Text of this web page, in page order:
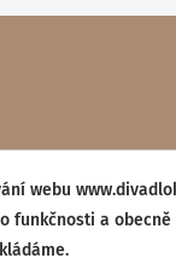
webu
funkčnosti a